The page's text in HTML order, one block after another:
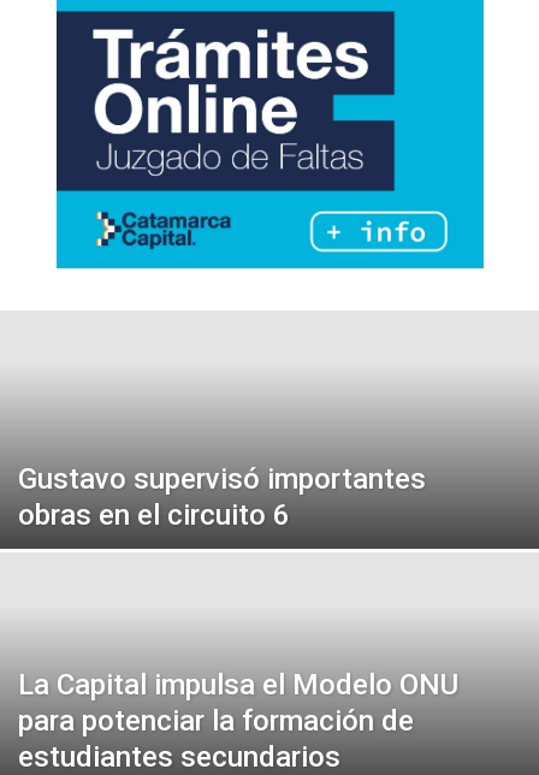
Gustavo supervisó importantes
obras en el circuito 6
La Capital impulsa el Modelo ONU
para potenciar la formación de
estudiantes secundarios